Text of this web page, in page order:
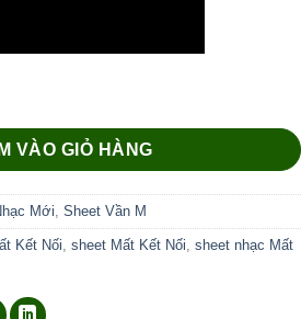
VÀO GIỎ HÀNG
Mới Sheet Vần M
Kết Nối sheet Mất Kết Nối sheet nhạc Mất